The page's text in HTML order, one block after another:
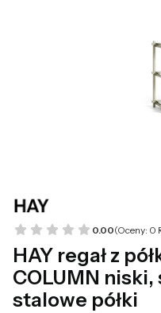
0.00(Oceny: 0
HAY regał z
COLUMN
stalowe półki